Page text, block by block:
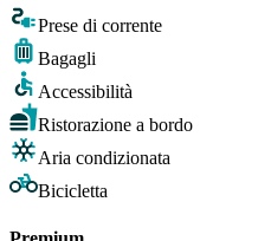
Prese di corrente
Bagagli
Accessibilità
Ristorazione a bordo
Aria condizionata
Bicicletta